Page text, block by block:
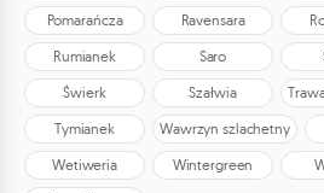
Pomarańcza
Ravensara
Rumianek
Saro
Świerk
Szałwia
Tymianek
Wawrzyn szlachetny
Wetiweria
Wintergreen